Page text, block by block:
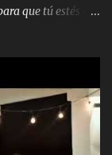
que tú estés en
Mil y un besos
lo detenga si las
las puertas
en esa